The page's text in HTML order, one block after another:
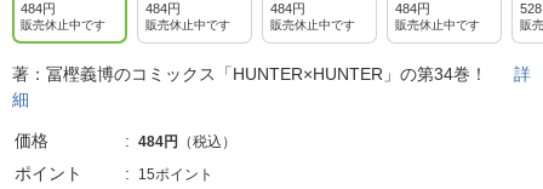
484円
販売休止中です
484円
販売休止中です
484円
販売休止中です
484円
販売休止中です 販
著：冨樫義博のコミックス「HUNTER×HUNTER」の第34巻！ 詳
細
価格 484円 （税込）
ポイント
15ポイント